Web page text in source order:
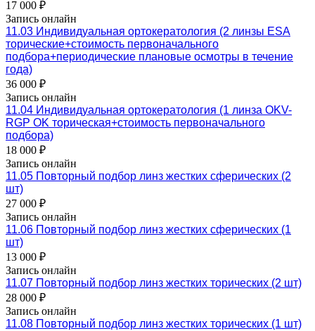
17 000 ₽
Запись онлайн
11.03 Индивидуальная ортокератология (2 линзы ESA
торические+стоимость первоначального
подбора+периодические плановые осмотры в течение
года)
36 000 ₽
Запись онлайн
11.04 Индивидуальная ортокератология (1 линза OKV-
RGP OK торическая+стоимость первоначального
подбора)
18 000 ₽
Запись онлайн
11.05 Повторный подбор линз жестких сферических (2
шт)
27 000 ₽
Запись онлайн
11.06 Повторный подбор линз жестких сферических (1
шт)
13 000 ₽
Запись онлайн
11.07 Повторный подбор линз жестких торических (2 шт)
28 000 ₽
Запись онлайн
11.08 Повторный подбор линз жестких торических (1 шт)